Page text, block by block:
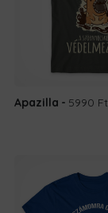
Apazilla 5990 Ft